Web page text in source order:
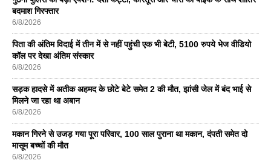
बदमाश गिरफ्तार
6/8/2026
पिता की अंतिम विदाई में तीन में से नहीं पहुंची एक भी बेटी, 5100 रुपये भेज वीडियो
कॉल पर देखा अंतिम संस्कार
6/8/2026
सड़क हादसे में अतीक अहमद के छोटे बेटे समेत 2 की मौत, झांसी जेल में बंद भाई से
मिलने जा रहा था अबान
6/8/2026
मकान गिरने से उजड़ गया पूरा परिवार, 100 साल पुराना था मकान, दंपती समेत दो
मासूम बच्चों की मौत
6/8/2026